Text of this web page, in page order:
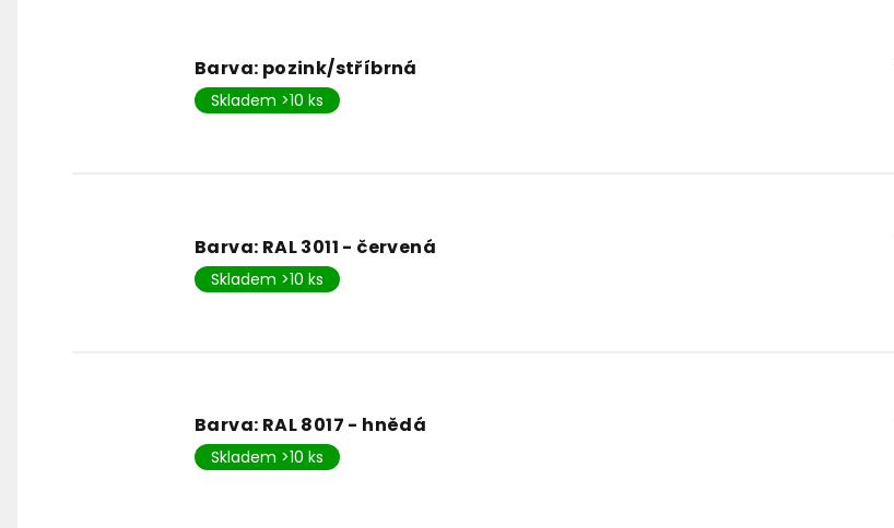
Barva: pozink/stříbrná
Skladem >10 ks
Barva: RAL 3011 - červená
Skladem >10 ks
Barva: RAL 8017 - hnědá
Skladem >10 ks